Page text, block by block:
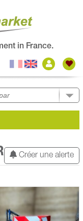
in France.
Créer une alerte